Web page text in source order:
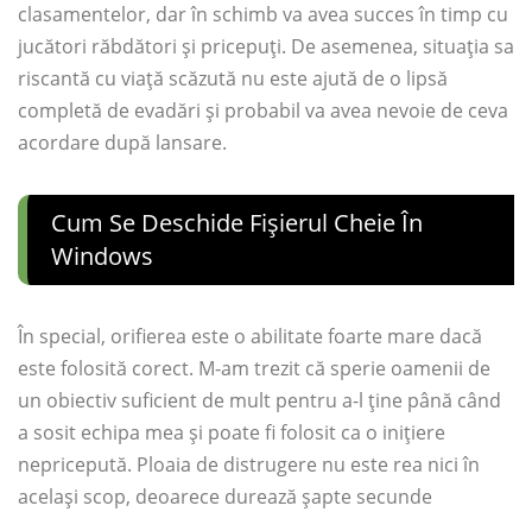
clasamentelor, dar în schimb va avea succes în timp cu
jucători răbdători și pricepuți. De asemenea, situația sa
riscantă cu viață scăzută nu este ajută de o lipsă
completă de evadări și probabil va avea nevoie de ceva
acordare după lansare.
Cum Se Deschide Fișierul Cheie În
Windows
În special, orifierea este o abilitate foarte mare dacă
este folosită corect. M-am trezit că sperie oamenii de
un obiectiv suficient de mult pentru a-l ține până când
a sosit echipa mea și poate fi folosit ca o inițiere
nepricepută. Ploaia de distrugere nu este rea nici în
același scop, deoarece durează șapte secunde